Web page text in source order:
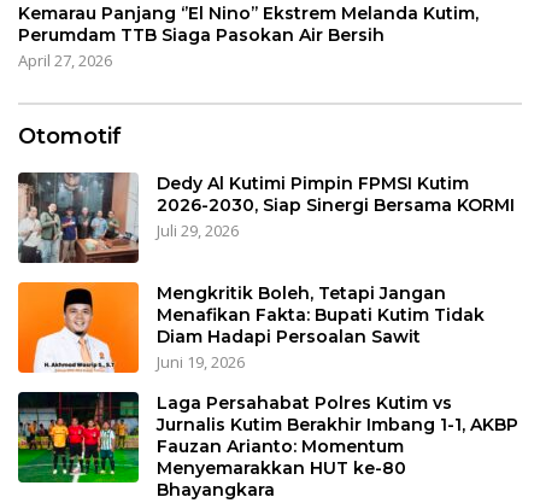
Kemarau Panjang ‘’El Nino’’ Ekstrem Melanda Kutim,
Perumdam TTB Siaga Pasokan Air Bersih
April 27, 2026
Otomotif
Dedy Al Kutimi Pimpin FPMSI Kutim
2026-2030, Siap Sinergi Bersama KORMI
Juli 29, 2026
Mengkritik Boleh, Tetapi Jangan
Menafikan Fakta: Bupati Kutim Tidak
Diam Hadapi Persoalan Sawit
Juni 19, 2026
Laga Persahabat Polres Kutim vs
Jurnalis Kutim Berakhir Imbang 1-1, AKBP
Fauzan Arianto: Momentum
Menyemarakkan HUT ke-80
Bhayangkara